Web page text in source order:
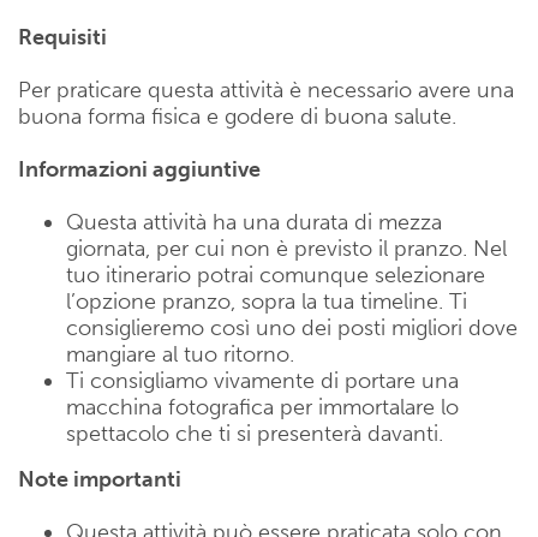
Requisiti
Per praticare questa attività è necessario avere una
buona forma fisica e godere di buona salute.
Informazioni aggiuntive
Questa attività ha una durata di mezza
giornata, per cui non è previsto il pranzo. Nel
tuo itinerario potrai comunque selezionare
l’opzione pranzo, sopra la tua timeline. Ti
consiglieremo così uno dei posti migliori dove
mangiare al tuo ritorno.
Ti consigliamo vivamente di portare una
macchina fotografica per immortalare lo
spettacolo che ti si presenterà davanti.
Note importanti